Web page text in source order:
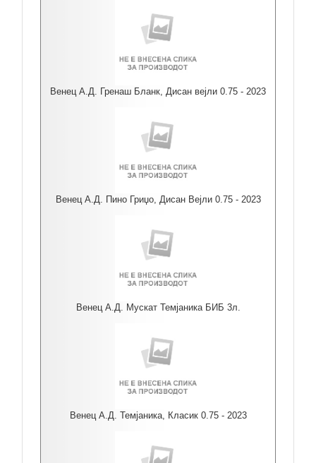
Венец А.Д. Гренаш Бланк, Дисан вејли 0.75 - 2023
Венец А.Д. Пино Гриџо, Дисан Вејли 0.75 - 2023
Венец А.Д. Мускат Темјаника БИБ 3л.
Венец А.Д. Темјаника, Класик 0.75 - 2023